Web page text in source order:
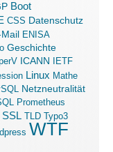
Boot
CSS Datenschutz
Mail ENISA
Geschichte
ICANN IETF
Linux Mathe
Netzneutralität
Prometheus
SSL TLD Typo3
WTF